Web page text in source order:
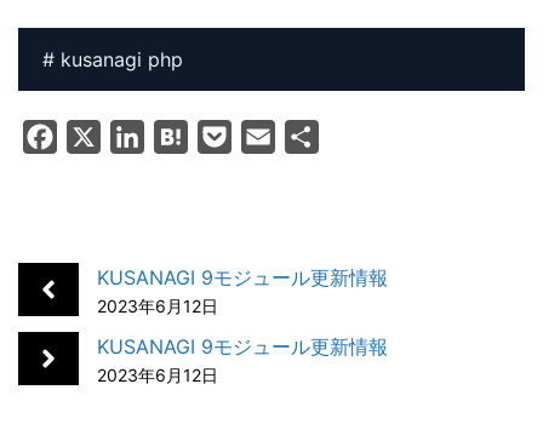
# kusanagi php
o
e
d
I
n
n
a
e
l
KUSANAGI 9モジュール更新情報
2023年6月12日
KUSANAGI 9モジュール更新情報
2023年6月12日